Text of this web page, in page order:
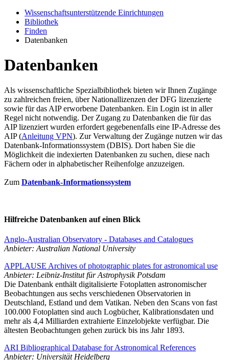
Wissenschaftsunterstützende Einrichtungen
Bibliothek
Finden
Datenbanken
Datenbanken
Als wissenschaftliche Spezialbibliothek bieten wir Ihnen Zugänge
zu zahlreichen freien, über Nationallizenzen der DFG lizenzierte
sowie für das AIP erworbene Datenbanken. Ein Login ist in aller
Regel nicht notwendig. Der Zugang zu Datenbanken die für das
AIP lizenziert wurden erfordert gegebenenfalls eine IP-Adresse des
AIP (Anleitung VPN). Zur Verwaltung der Zugänge nutzen wir das
Datenbank-Informationssystem (DBIS). Dort haben Sie die
Möglichkeit die indexierten Datenbanken zu suchen, diese nach
Fächern oder in alphabetischer Reihenfolge anzuzeigen.
Zum Datenbank-Informationssystem
Hilfreiche Datenbanken auf einen Blick
Anglo-Australian Observatory - Databases and Catalogues
Anbieter: Australian National University
APPLAUSE Archives of photographic plates for astronomical use
Anbieter: Leibniz-Institut für Astrophysik Potsdam
Die Datenbank enthält digitalisierte Fotoplatten astronomischer
Beobachtungen aus sechs verschiedenen Observatorien in
Deutschland, Estland und dem Vatikan. Neben den Scans von fast
100.000 Fotoplatten sind auch Logbücher, Kalibrationsdaten und
mehr als 4,4 Milliarden extrahierte Einzelobjekte verfügbar. Die
ältesten Beobachtungen gehen zurück bis ins Jahr 1893.
ARI Bibliographical Database for Astronomical References
Anbieter: Universität Heidelberg